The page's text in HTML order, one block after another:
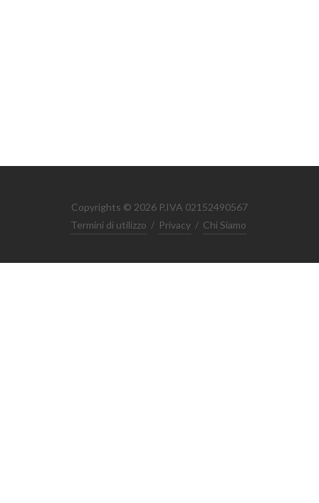
Copyrights © 2026 P.IVA 02152490567
Termini di utilizzo / Privacy / Chi Siamo